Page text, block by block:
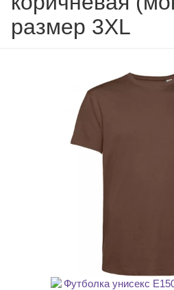
размер 3XL